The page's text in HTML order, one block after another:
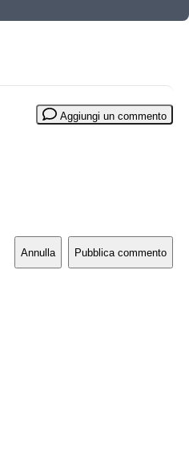
Aggiungi un commento
Annulla Pubblica commento